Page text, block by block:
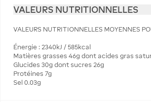
VALEURS NUTRITIONNELLES
VALEURS NUTRITIONNELLES MOYENNES
Énergie : 2340kJ / 585kcal
Matières grasses 46g dont acides gras
Glucides 30g dont sucres 26g
Protéines 7g
Sel 0.03g